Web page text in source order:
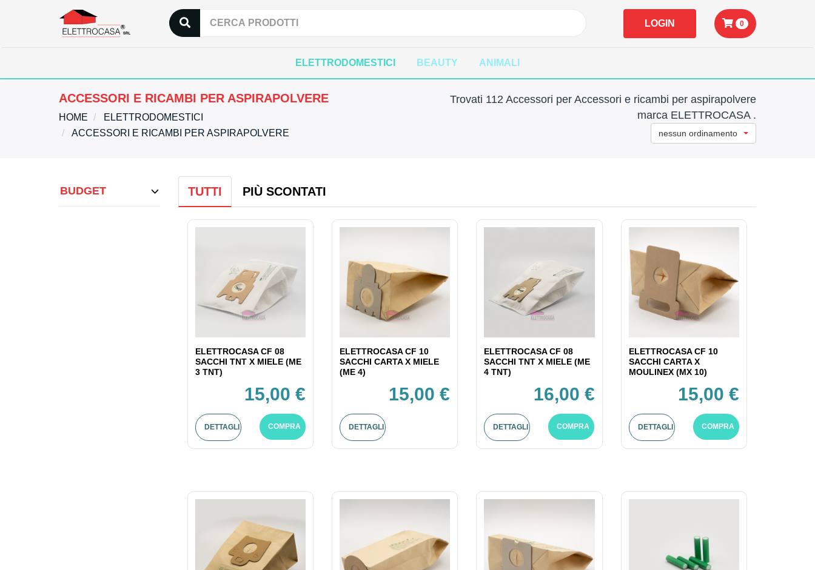
LOGIN 0
ELETTRODOMESTICI BEAUTY ANIMALI
ACCESSORI E RICAMBI PER ASPIRAPOLVERE
HOME
ELETTRODOMESTICI
ACCESSORI E RICAMBI PER ASPIRAPOLVERE
Trovati 112 Accessori per Accessori e ricambi per aspirapolvere
marca ELETTROCASA .
nessun ordinamento
BUDGET TUTTI PIÙ SCONTATI
ELETTROCASA CF 08
SACCHI TNT X MIELE (ME
3 TNT)
15,00 €
DETTAGLI COMPRA
ELETTROCASA CF 10
SACCHI CARTA X MIELE
(ME 4)
15,00 €
DETTAGLI
ELETTROCASA CF 08
SACCHI TNT X MIELE (ME
4 TNT)
16,00 €
DETTAGLI COMPRA
ELETTROCASA CF 10
SACCHI CARTA X
MOULINEX (MX 10)
15,00 €
DETTAGLI COMPRA